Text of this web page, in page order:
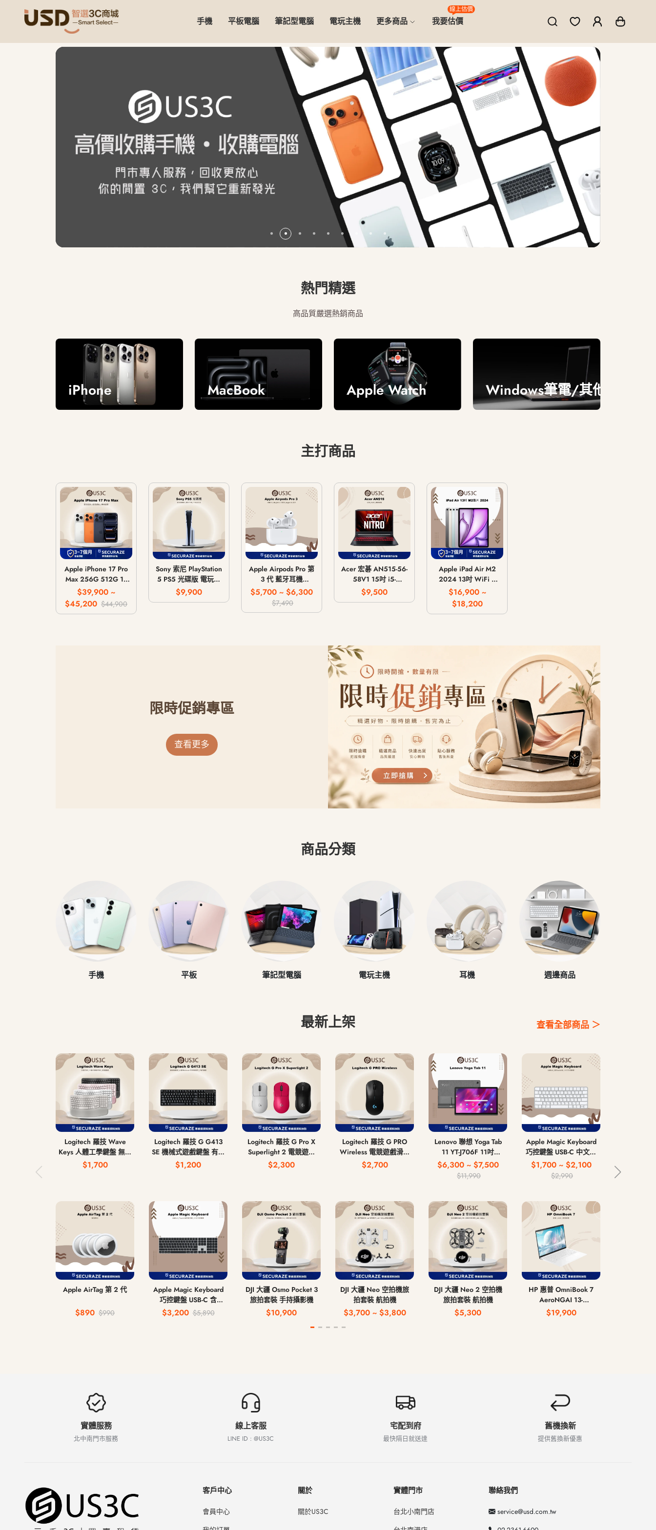
手機 平板電腦 筆記型電腦 電玩主機 更多商品 我要估價
線上估價
USD 智選二手3C商城｜【30天安心保固】精選二手 iPhone、MacBook、筆電
熱門精選
高品質嚴選熱銷商品
iPhone MacBook Apple Watch Windows筆電/其他
主打商品
Apple iPhone 17 Pro
Max 256G 512G 1T
2T
$39,900 ~
$45,200 $44,900
Sony 索尼 PlayStation
5 PS5 光碟版 電玩主
機 遊戲主機 CFI-
1018A / CFI-1118A /
$9,900
Apple Airpods Pro 第
3 代 藍牙耳機
MagSafe 無線充電版
USB-C
$5,700 ~ $6,300
$7,490
Acer 宏碁 AN515-56-
58V1 15吋 i5-
11300H 8G 512G
GTX 1650 4G
$9,500
Apple iPad Air M2
2024 13吋 WiFi /
LTE 行動網路 / 128G
256G 512G 1T
$16,900 ~
$18,200
限時促銷專區
查看更多
商品分類
手機 平板 筆記型電腦 電玩主機 耳機 週邊商品
最新上架 查看全部商品 ＞
Logitech 羅技 Wave
Keys 人體工學鍵盤 無線
鍵盤
$1,700
Logitech 羅技 G G413
SE 機械式遊戲鍵盤 有線
鍵盤
$1,200
Logitech 羅技 G Pro X
Superlight 2 電競遊戲
滑鼠 無線滑鼠
$2,300
Logitech 羅技 G PRO
Wireless 電競遊戲滑鼠
無線滑鼠
$2,700
Lenovo 聯想 Yoga Tab
11 YT-J706F 11吋
4G/128G WiFi版
$6,300 ~ $7,500
$11,990
Apple Magic Keyboard
巧控鍵盤 USB-C 中文注
音鍵盤 無線藍牙鍵盤
$1,700 ~ $2,100
$2,990
Apple AirTag 第 2 代
$890 $990
Apple Magic Keyboard
巧控鍵盤 USB-C 含
Touch ID 和 數字鍵盤 中
$3,200 $5,890
DJI 大疆 Osmo Pocket 3
旅拍套裝 手持攝影機
$10,900
DJI 大疆 Neo 空拍機旅
拍套裝 航拍機
$3,700 ~ $3,800
DJI 大疆 Neo 2 空拍機
旅拍套裝 航拍機
$5,300
HP 惠普 OmniBook 7
AeroNGAI 13-
bg1066AU 13吋 AI 5
$19,900
實體服務
北中南門市服務
線上客服
LINE ID : @US3C
宅配到府
最快隔日就送達
舊機換新
提供舊換新優惠
客戶中心
會員中心
關於
關於US3C
實體門市
台北小南門店
聯絡我們
service@usd.com.tw